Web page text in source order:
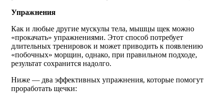
Упражнения
Как и любые другие мускулы тела, мышцы щек можно
«прокачать» упражнениями. Этот способ потребует
длительных тренировок и может приводить к появлению
«побочных» морщин, однако, при правильном подходе,
результат сохранится надолго.
Ниже — два эффективных упражнения, которые помогут
проработать щечки: